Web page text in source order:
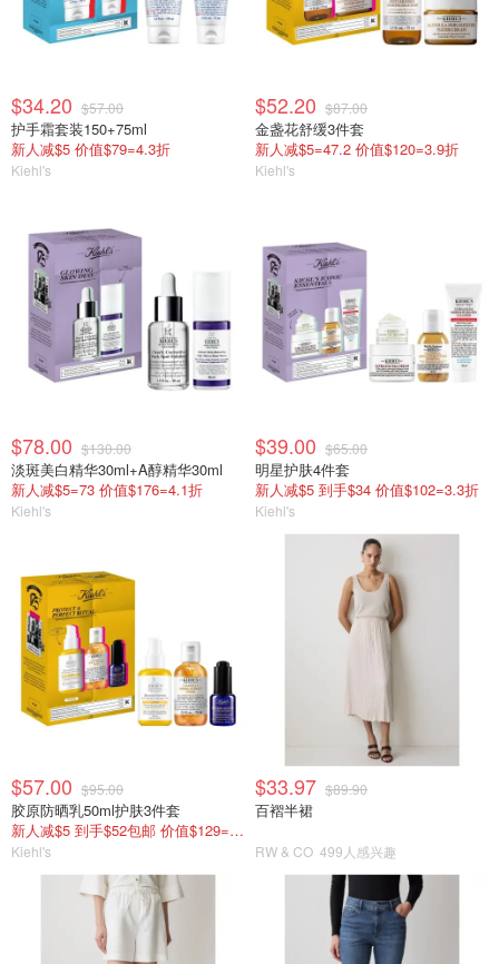
$34.20 $57.00
护手霜套装150+75ml
新人减$5 价值$79=4.3折
Kiehl's
$52.20 $87.00
金盏花舒缓3件套
新人减$5=47.2 价值$120=3.9折
Kiehl's
$78.00 $130.00
淡斑美白精华30ml+A醇精华30ml
新人减$5=73 价值$176=4.1折
Kiehl's
$39.00 $65.00
明星护肤4件套
新人减$5 到手$34 价值$102=3.3折
Kiehl's
$57.00 $95.00
胶原防晒乳50ml护肤3件套
新人减$5 到手$52包邮 价值$129=4折
Kiehl's
$33.97 $89.90
百褶半裙
RW & CO 499人感兴趣